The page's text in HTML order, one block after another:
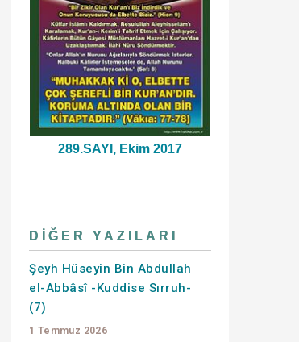
289.SAYI, Ekim 2017
DIĞER YAZILARI
Şeyh Hüseyin Bin Abdullah
el-Abbâsî -Kuddise Sırruh-
(7)
1 Temmuz 2026